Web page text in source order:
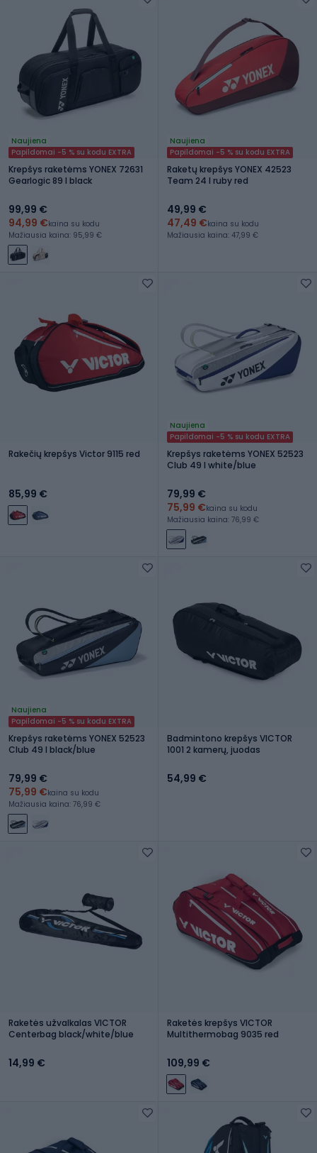
Naujiena
Papildomai -5 % su kodu EXTRA
Krepšys raketėms YONEX 72631
Gearlogic 89 l black
99,99 €
94,99 €kaina su kodu
Mažiausia kaina: 95,99 €
Naujiena
Papildomai -5 % su kodu EXTRA
Raketų krepšys YONEX 42523
Team 24 l ruby red
49,99 €
47,49 €kaina su kodu
Mažiausia kaina: 47,99 €
Rakečių krepšys Victor 9115 red
85,99 €
Naujiena
Papildomai -5 % su kodu EXTRA
Krepšys raketėms YONEX 52523
Club 49 l white/blue
79,99 €
75,99 €kaina su kodu
Mažiausia kaina: 76,99 €
Naujiena
Papildomai -5 % su kodu EXTRA
Krepšys raketėms YONEX 52523
Club 49 l black/blue
79,99 €
75,99 €kaina su kodu
Mažiausia kaina: 76,99 €
Badmintono krepšys VICTOR
1001 2 kamerų, juodas
54,99 €
Raketės užvalkalas VICTOR
Centerbag black/white/blue
14,99 €
Raketės krepšys VICTOR
Multithermobag 9035 red
109,99 €